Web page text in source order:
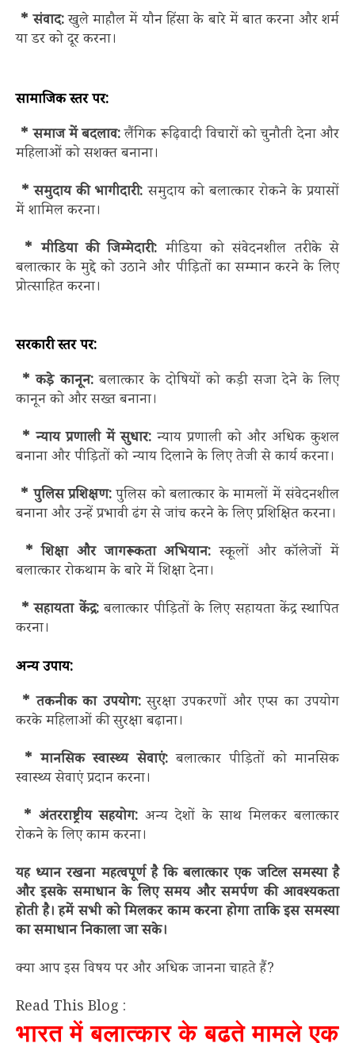
* संवाद:खुले माहौल में यौन हिंसा के बारे में बात करना और शर्म
या डर को दूर करना।
सामाजिक स्तर पर:
* समाज में बदलाव:लैंगिक रूढ़िवादी विचारों को चुनौती देना और
महिलाओं को सशक्त बनाना।
* समुदाय की भागीदारी: समुदाय को बलात्कार रोकने के प्रयासों
में शामिल करना।
* मीडिया की जिम्मेदारी: मीडिया को संवेदनशील तरीके से
बलात्कार के मुद्दे को उठाने और पीड़ितों का सम्मान करने के लिए
प्रोत्साहित करना।
सरकारी स्तर पर:
* कड़े कानून:बलात्कार के दोषियों को कड़ी सजा देने के लिए
कानून को और सख्त बनाना।
* न्याय प्रणाली में सुधार: न्याय प्रणाली को और अधिक कुशल
बनाना और पीड़ितों को न्याय दिलाने के लिए तेजी से कार्य करना।
* पुलिस प्रशिक्षण:पुलिस को बलात्कार के मामलों में संवेदनशील
बनाना और उन्हें प्रभावी ढंग से जांच करने के लिए प्रशिक्षित करना।
* शिक्षा और जागरूकता अभियान: स्कूलों और कॉलेजों में
बलात्कार रोकथाम के बारे में शिक्षा देना।
* सहायता केंद्र:बलात्कार पीड़ितों के लिए सहायता केंद्र स्थापित
करना।
अन्य उपाय:
* तकनीक का उपयोग:सुरक्षा उपकरणों और एप्स का उपयोग
करके महिलाओं की सुरक्षा बढ़ाना।
* मानसिक स्वास्थ्य सेवाएं:बलात्कार पीड़ितों को मानसिक
स्वास्थ्य सेवाएं प्रदान करना।
* अंतरराष्ट्रीय सहयोग: अन्य देशों के साथ मिलकर बलात्कार
रोकने के लिए काम करना।
यह ध्यान रखना महत्वपूर्ण है कि बलात्कार एक जटिल समस्या है
और इसके समाधान के लिए समय और समर्पण की आवश्यकता
होती है। हमें सभी को मिलकर काम करना होगा ताकि इस समस्या
का समाधान निकाला जा सके।
क्या आप इस विषय पर और अधिक जानना चाहते हैं?
Read This Blog :
भारत में बलात्कार के बढ़ते मामले एक